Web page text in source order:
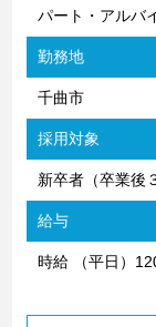
パート・アルバ
勤務地
千曲市
採用対象
新卒者（卒業後
給与
時給 （平日）